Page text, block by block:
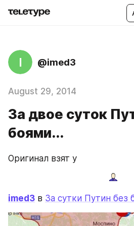
I @imed3
August 29, 2014
За двое суток
боями...
Оригинал взят у
imed3 в За сутки Путин без